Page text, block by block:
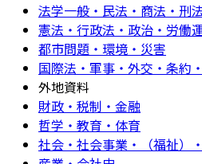
法学一般・民法・商法・刑
憲法・行政法・政治・労働
都市問題・環境・災害
国際法・軍事・外交・条約
外地資料
財政・税制・金融
哲学・教育・体育
社会・社会事業・（福祉）